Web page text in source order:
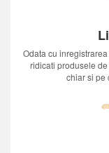
Odata cu
ridicati produsele
chiar si pe